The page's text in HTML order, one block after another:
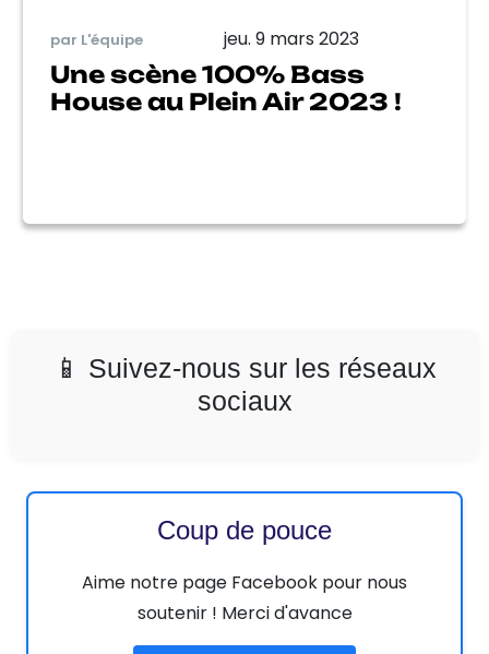
par L'équipe jeu. 9 mars 2023
Une scène 100% Bass
House au Plein Air 2023 !
📱 Suivez-nous sur les réseaux
sociaux
Coup de pouce
Aime notre page Facebook pour nous
soutenir ! Merci d'avance